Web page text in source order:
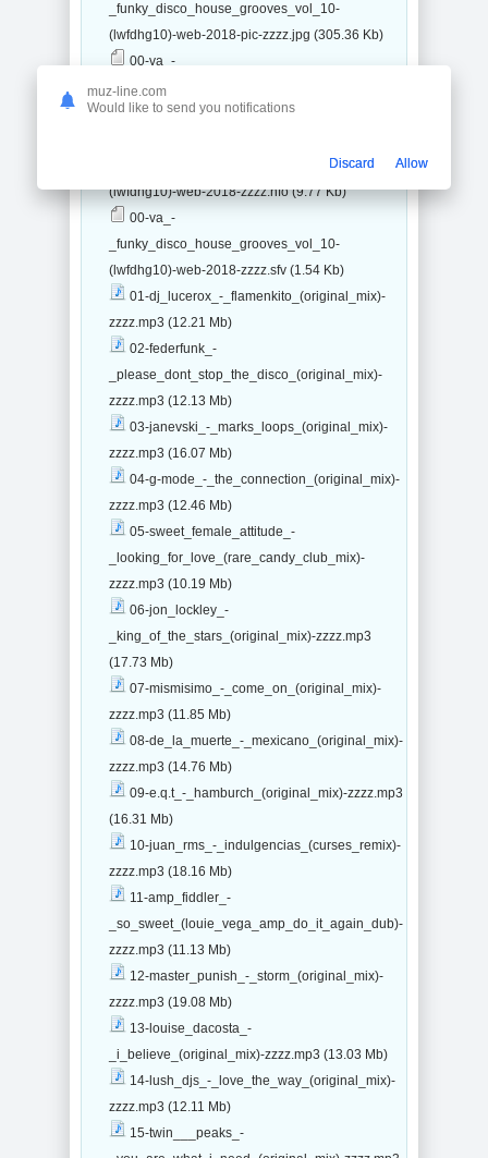
_funky_disco_house_grooves_vol_10-
(lwfdhg10)-web-2018-pic-zzzz.jpg (305.36 Kb)
00-va_-
_funky_disco_house_grooves_vol_10-
(lwfdhg10)-web-2018-zzzz.m3u (1.3 Kb)
_funky_disco_house_grooves_vol_10-
(lwfdhg10)-web-2018-zzzz.nfo (9.77 Kb)
00-va_-
_funky_disco_house_grooves_vol_10-
(lwfdhg10)-web-2018-zzzz.sfv (1.54 Kb)
01-dj_lucerox_-_flamenkito_(original_mix)-
zzzz.mp3 (12.21 Mb)
02-federfunk_-
_please_dont_stop_the_disco_(original_mix)-
zzzz.mp3 (12.13 Mb)
03-janevski_-_marks_loops_(original_mix)-
zzzz.mp3 (16.07 Mb)
04-g-mode_-_the_connection_(original_mix)-
zzzz.mp3 (12.46 Mb)
05-sweet_female_attitude_-
_looking_for_love_(rare_candy_club_mix)-
zzzz.mp3 (10.19 Mb)
06-jon_lockley_-
_king_of_the_stars_(original_mix)-zzzz.mp3
(17.73 Mb)
07-mismisimo_-_come_on_(original_mix)-
zzzz.mp3 (11.85 Mb)
08-de_la_muerte_-_mexicano_(original_mix)-
zzzz.mp3 (14.76 Mb)
09-e.q.t_-_hamburch_(original_mix)-zzzz.mp3
(16.31 Mb)
10-juan_rms_-_indulgencias_(curses_remix)-
zzzz.mp3 (18.16 Mb)
11-amp_fiddler_-
_so_sweet_(louie_vega_amp_do_it_again_dub)-
zzzz.mp3 (11.13 Mb)
12-master_punish_-_storm_(original_mix)-
zzzz.mp3 (19.08 Mb)
13-louise_dacosta_-
_i_believe_(original_mix)-zzzz.mp3 (13.03 Mb)
14-lush_djs_-_love_the_way_(original_mix)-
zzzz.mp3 (12.11 Mb)
15-twin___peaks_-
muz-line.com
Would like to send you notifications
Discard Allow